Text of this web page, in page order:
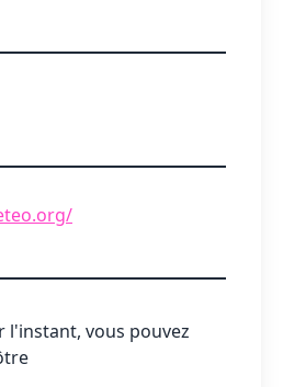
l'instant, vous pouvez